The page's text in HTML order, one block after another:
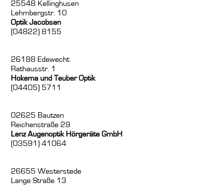
25548 Kellinghusen
Lehmbergstr. 10
Optik Jacobsen
(04822) 8155
26188 Edewecht
Rathausstr. 1
Hokema und Teuber Optik
(04405) 5711
02625 Bautzen
Reichenstraße 29
Lenz Augenoptik Hörgeräte GmbH
(03591) 41064
26655 Westerstede
Lange Straße 13